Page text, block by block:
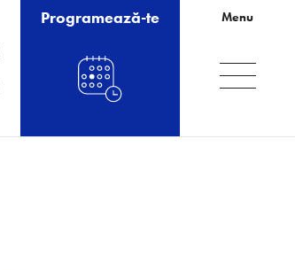
Programează-te Menu